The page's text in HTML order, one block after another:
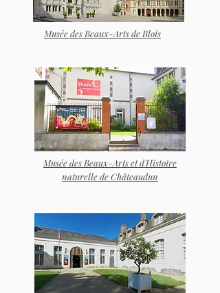
Musée des Beaux-Arts de Blois
Musée des Beaux-Arts et d'Histoire
naturelle de Châteaudun